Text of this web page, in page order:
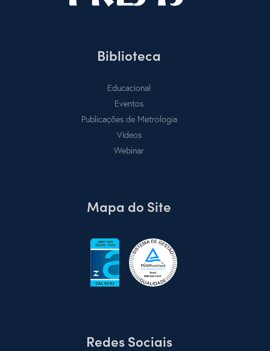
Biblioteca
Educacional
Eventos
Publicações de Metrologia
Vídeos
Webinar
Mapa do Site
Redes Sociais